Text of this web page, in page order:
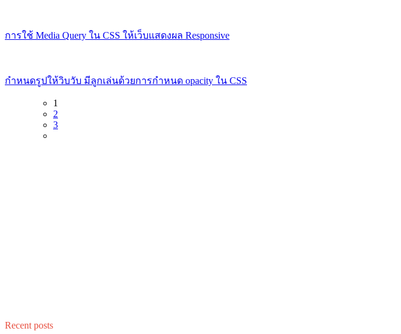
การใช้ Media Query ใน CSS ให้เว็บแสดงผล Responsive
กำหนดรูปให้วิบวับ มีลูกเล่นด้วยการกำหนด opacity ใน CSS
1
2
3
Recent posts